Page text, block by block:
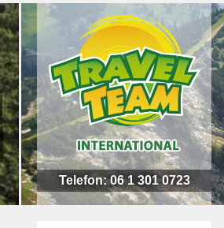
Telefon: 06 1 301 0723